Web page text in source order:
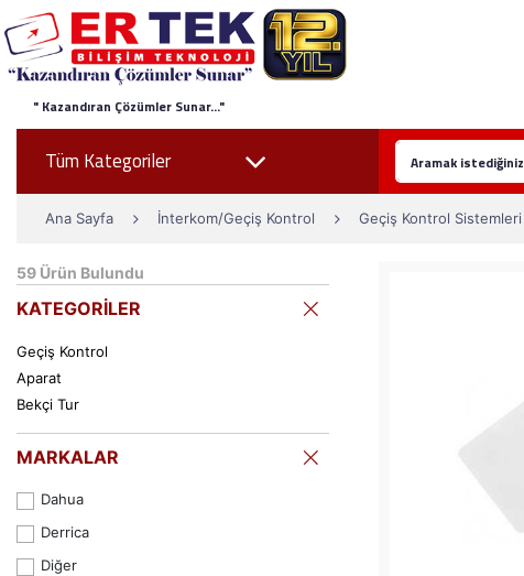
" Kazandıran Çözümler Sunar..."
Tüm Kategoriler
Ana Sayfa İnterkom/Geçiş Kontrol Geçiş Kontrol Sistemleri
59 Ürün Bulundu
KATEGORİLER
Geçiş Kontrol
Aparat
Bekçi Tur
MARKALAR
Dahua
Derrica
Diğer